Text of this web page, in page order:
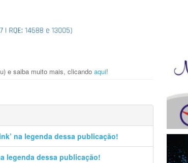
e saiba muito mais, clicando aqui!
na legenda dessa publicação!
legenda dessa publicação!